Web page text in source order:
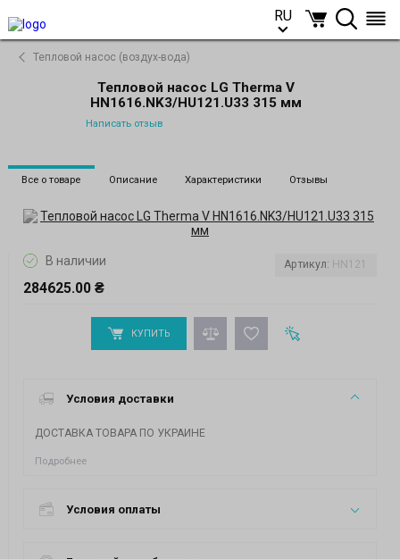
RU
Тепловой насос (воздух-вода)
Тепловой насос LG Therma V
HN1616.NK3/HU121.U33 315 мм
Написать отзыв
Все о товаре Описание Характеристики Отзывы
В наличии
284625.00 ₴
Артикул: HN121
КУПИТЬ
Условия доставки
ДОСТАВКА ТОВАРА ПО УКРАИНЕ
Подробнее
Условия оплаты